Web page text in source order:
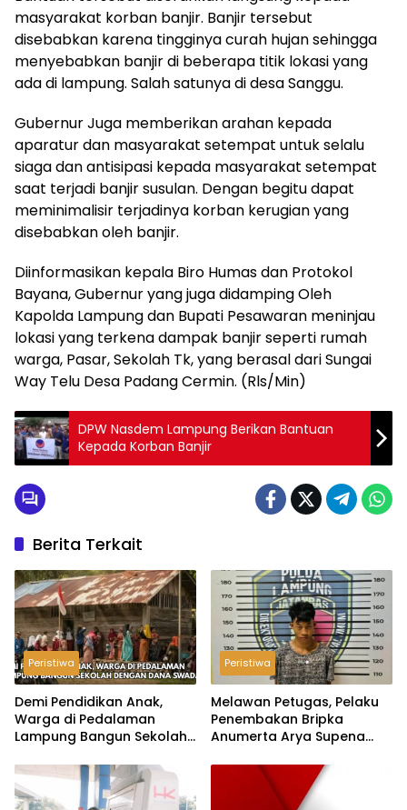
masyarakat korban banjir. Banjir tersebut
disebabkan karena tingginya curah hujan sehingga
menyebabkan banjir di beberapa titik lokasi yang
ada di lampung. Salah satunya di desa Sanggu.
Gubernur Juga memberikan arahan kepada
aparatur dan masyarakat setempat untuk selalu
siaga dan antisipasi kepada masyarakat setempat
saat terjadi banjir susulan. Dengan begitu dapat
meminimalisir terjadinya korban kerugian yang
disebabkan oleh banjir.
Diinformasikan kepala Biro Humas dan Protokol
Bayana, Gubernur yang juga didamping Oleh
Kapolda Lampung dan Bupati Pesawaran meninjau
lokasi yang terkena dampak banjir seperti rumah
warga, Pasar, Sekolah Tk, yang berasal dari Sungai
Way Telu Desa Padang Cermin. (Rls/Min)
DPW Nasdem Lampung Berikan Bantuan
Kepada Korban Banjir
Berita Terkait
Peristiwa
Demi Pendidikan Anak,
Warga di Pedalaman
Lampung Bangun Sekolah
Peristiwa
Melawan Petugas, Pelaku
Penembakan Bripka
Anumerta Arya Supena
Hantu